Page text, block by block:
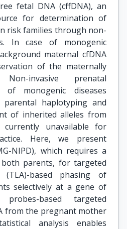
fetal DNA (cffDNA), an
for determination of
risk families through non-
In case of monogenic
maternal cfDNA
of the maternally
invasive prenatal
of monogenic diseases
haplotyping and
of inherited alleles from
currently unavailable for
Here, we present
NIPD), which requires a
parents, for targeted
(TLA)-based phasing of
selectively at a gene of
based targeted
from the pregnant mother
analysis enables